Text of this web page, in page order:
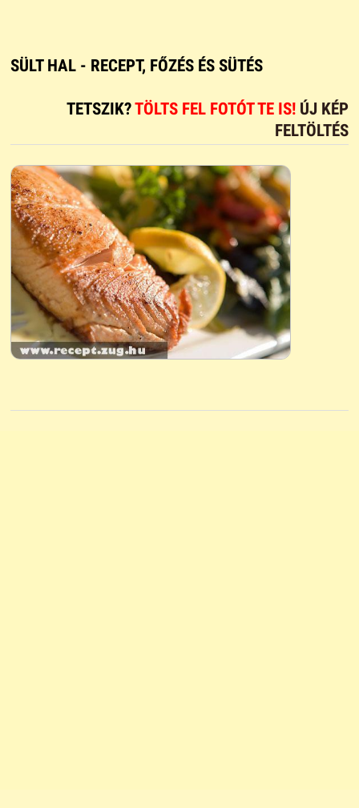
SÜLT HAL - RECEPT, FŐZÉS ÉS SÜTÉS
TETSZIK?TÖLTS FEL FOTÓT TE IS! ÚJ KÉP
FELTÖLTÉS